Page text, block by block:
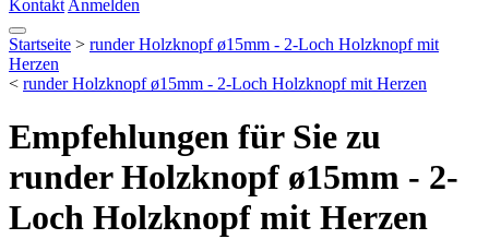
Kontakt Anmelden
Startseite > runder Holzknopf ø15mm - 2-Loch Holzknopf mit
Herzen
< runder Holzknopf ø15mm - 2-Loch Holzknopf mit Herzen
Empfehlungen für Sie zu
runder Holzknopf ø15mm - 2-
Loch Holzknopf mit Herzen